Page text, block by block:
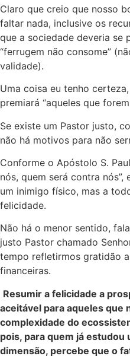
Claro que creio que nosso
faltar nada, inclusive os
que a sociedade deveria se
“ferrugem não consome”
validade).
Uma coisa eu tenho
premiará “aqueles que
Se existe um Pastor justo,
não há motivos para não
Conforme o Apóstolo S.
nós, quem será contra nós”,
um inimigo físico, mas a
felicidade.
Não há o menor sentido,
justo Pastor chamado
tempo refletirmos gratidão
financeiras.
Resumir a felicidade a
aceitável para aqueles que
complexidade do
pois, para quem já estudou
dimensão, percebe que o